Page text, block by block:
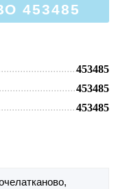
453485
453485
453485
453485